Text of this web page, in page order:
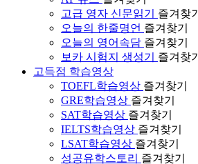
고급 영자 신문읽기
즐겨찾기
오늘의 한줄명언 즐겨찾기
오늘의 영어속담 즐겨찾기
보카 시험지 생성기
즐겨찾기
고득점 학습영상
TOEFL학습영상 즐겨찾기
GRE학습영상 즐겨찾기
SAT학습영상 즐겨찾기
IELTS학습영상 즐겨찾기
LSAT학습영상 즐겨찾기
성공유학스토리 즐겨찾기